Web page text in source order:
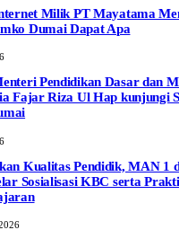
Milik PT Mayatama
Dumai Dapat Apa
Pendidikan Dasar dan
Fajar Riza Ul Hap kunjungi
Kualitas Pendidik, MAN 1
Sosialisasi KBC serta